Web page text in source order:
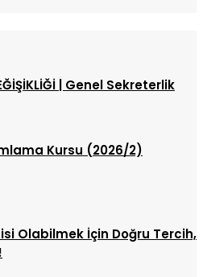
| Genel Sekreterlik
Kursu (2026/2)
Olabilmek İçin Doğru Tercih,